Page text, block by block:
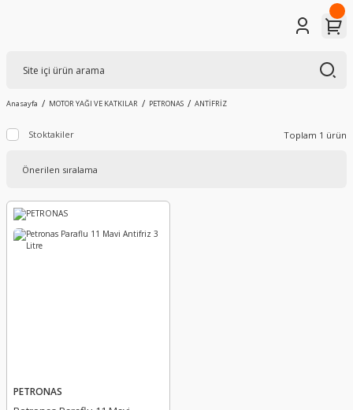
Anasayfa MOTOR YAĞI VE KATKILAR PETRONAS ANTİFRİZ
Stoktakiler Toplam 1 ürün
PETRONAS